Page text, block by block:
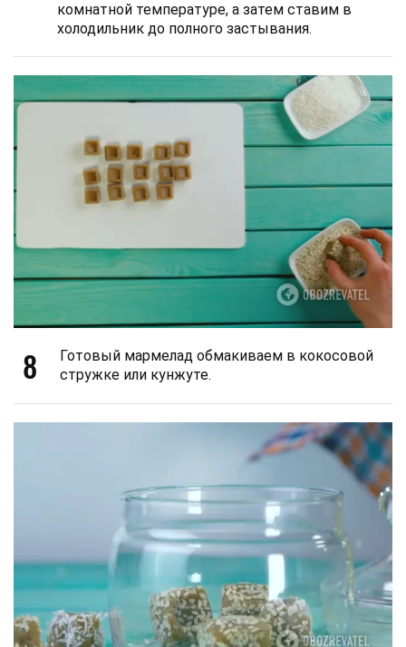
комнатной температуре, а затем ставим в
холодильник до полного застывания.
8
Готовый мармелад обмакиваем в кокосовой
стружке или кунжуте.